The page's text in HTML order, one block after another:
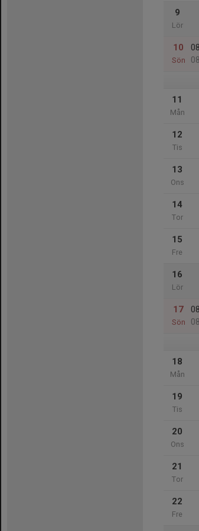
9
Lör
10
Sön
11
Mån
12
Tis
13
Ons
14
Tor
15
Fre
16
Lör
17
Sön
18
Mån
19
Tis
20
Ons
21
Tor
22
Fre